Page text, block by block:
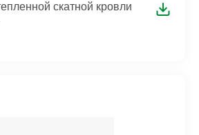
скатной кровли